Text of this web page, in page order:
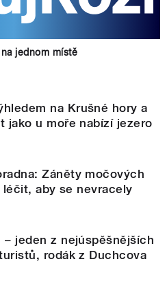
jednom místě
na Krušné hory a
jako u moře nabízí jezero
Záněty močových
aby se nevracely
– jeden z nejúspěšnějších
rodák z Duchcova